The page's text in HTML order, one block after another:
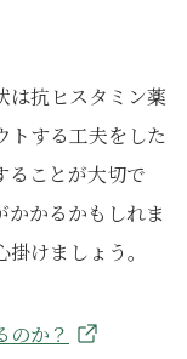
は抗ヒスタミン薬
トする工夫をした
ることが大切で
かかるかもしれま
けましょう。
のか？